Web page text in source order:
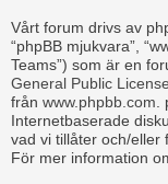
Vårt forum drivs av
“phpBB mjukvara”,
Teams”) som är en
General Public License
från www.phpbb.com
Internetbaserade
vad vi tillåter och/eller
För mer information